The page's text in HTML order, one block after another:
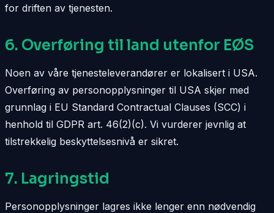
for driften av tjenesten.
6. Overføring til land utenfor EØS
Noen av våre tjenesteleverandører er lokalisert i USA.
Overføring av personopplysninger til USA skjer med
grunnlag i EU Standard Contractual Clauses (SCC) i
henhold til GDPR art. 46(2)(c). Vi vurderer jevnlig at
tilstrekkelig beskyttelsesnivå er sikret.
7. Lagringstid
Personopplysninger lagres ikke lenger enn nødvendig